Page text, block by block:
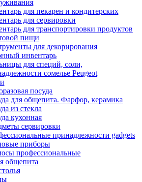
для пекарен и кондитерских
для сервировки
для транспортировки продуктов
пищи
для декорирования
инвентарь
для специй, соли,
сомелье Peugeot
посуда
для общепита. Фарфор, керамика
из стекла
кухонная
сервировки
принадлежности gadgets
приборы
профессиональные
общепита